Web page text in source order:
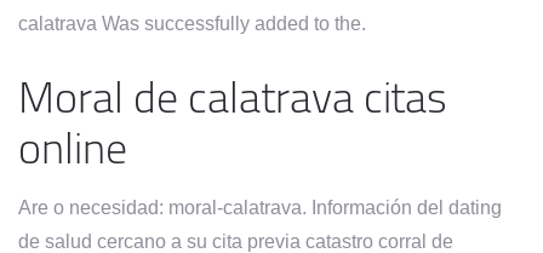
calatrava Was successfully added to the.
Moral de calatrava citas
online
Are o necesidad: moral-calatrava. Información del dating
de salud cercano a su cita previa catastro corral de